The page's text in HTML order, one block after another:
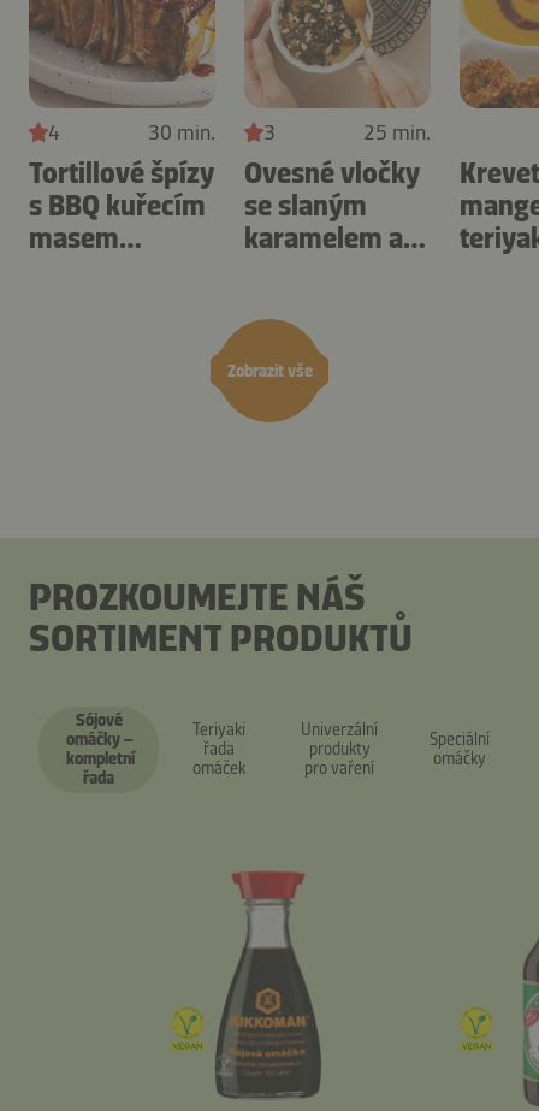
Zobrazit vše
4 30 min.
Tortillové špízy
s BBQ kuřecím
masem
3 25 min.
Ovesné vločky
se slaným
karamelem a
horkovzdušné
fritéze.
PROZKOUMEJTE NÁŠ
SORTIMENT PRODUKTŮ
Sójové
omáčky –
kompletní
řada
Teriyaki
řada
omáček
Univerzální
produkty
pro vaření
Speciální
omáčky